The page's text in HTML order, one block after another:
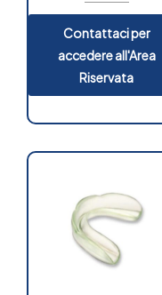
Contattaci per
accedere all'Area
Riservata